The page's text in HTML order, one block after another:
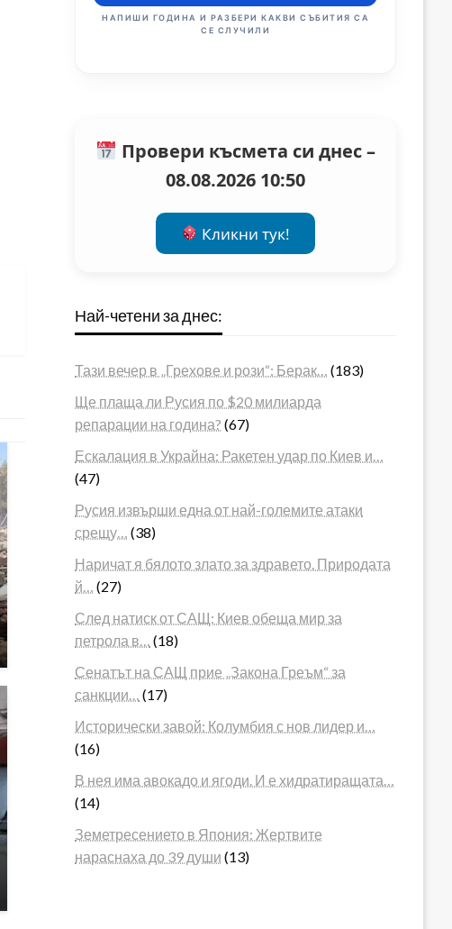
НАПИШИ ГОДИНА И РАЗБЕРИ КАКВИ СЪБИТИЯ СА
СЕ СЛУЧИЛИ
Провери късмета си днес –
08.08.2026 10:50
Кликни тук!
Най-четени за днес:
Тази вечер в „Грехове и рози“: Берак…
(183)
Ще плаща ли Русия по $20 милиарда
репарации на година? (67)
Ескалация в Украйна: Ракетен удар по Киев и…
(47)
Русия извърши една от най-големите атаки
срещу…
(38)
Наричат я бялото злато за здравето. Природата
й…
(27)
След натиск от САЩ: Киев обеща мир за
петрола в…
(18)
Сенатът на САЩ прие „Закона Греъм“ за
санкции…
(17)
Исторически завой: Колумбия с нов лидер и…
(16)
В нея има авокадо и ягоди. И е хидратиращата…
(14)
Земетресението в Япония: Жертвите
нараснаха до 39 души (13)